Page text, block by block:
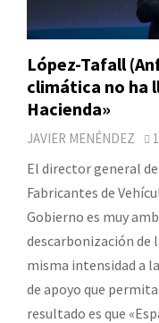
López-Tafall
climática no ha
Hacienda»
JAVIER MENÉNDEZ
El director general
Fabricantes de
Gobierno es muy
descarbonización de
misma intensidad a
de apoyo que
resultado es que